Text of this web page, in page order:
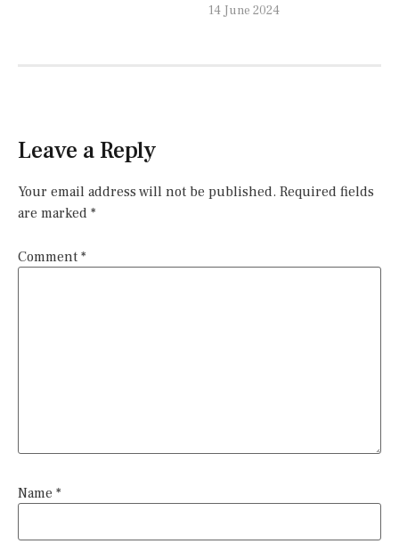
14 June 2024
Leave a Reply
Your email address will not be published. Required fields
are marked *
Comment *
Name *